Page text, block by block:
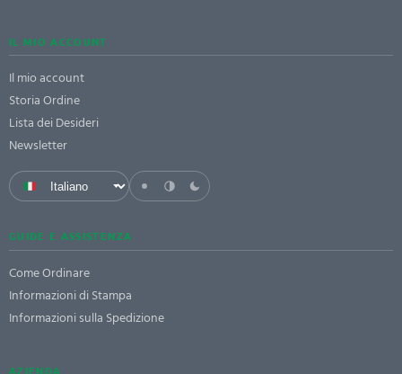
IL MIO ACCOUNT
Il mio account
Storia Ordine
Lista dei Desideri
Newsletter
GUIDE E ASSISTENZA
Come Ordinare
Informazioni di Stampa
Informazioni sulla Spedizione
AZIENDA